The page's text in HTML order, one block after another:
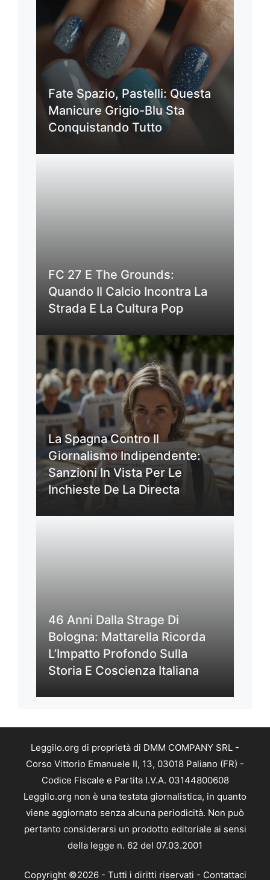
Fate Spazio, Pastelli: Questa
Manicure Grigio-Blu Sta
Conquistando Tutto
FC 27 E The Grounds:
Quando Il Calcio Incontra La
Strada E La Cultura Pop
La Spagna Contro Il
Giornalismo Indipendente:
Sanzioni In Vista Per Le
Inchieste De La Directa
46 Anni Dalla Strage Di
Bologna: Mattarella Ricorda
L’Impatto Profondo Sulla
Storia E Coscienza Italiana
Leggilo.org di proprietà di DMM COMPANY SRL -
Corso Vittorio Emanuele II, 13, 03018 Paliano (FR) -
Codice Fiscale e Partita I.V.A. 03144800608
Leggilo.org non è una testata giornalistica, in quanto
viene aggiornato senza alcuna periodicità. Non può
pertanto considerarsi un prodotto editoriale ai sensi
della legge n. 62 del 07.03.2001
Copyright ©2026 - Tutti i diritti riservati - Contattaci